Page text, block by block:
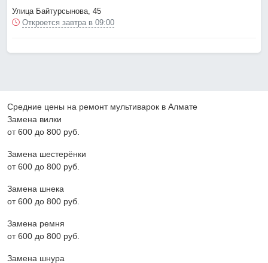
Улица Байтурсынова, 45
Откроется завтра в 09:00
Средние цены на ремонт мультиварок в Алмате
Замена вилки
от 600 до 800 pyб.
Замена шестерёнки
от 600 до 800 pyб.
Замена шнека
от 600 до 800 pyб.
Замена ремня
от 600 до 800 pyб.
Замена шнура